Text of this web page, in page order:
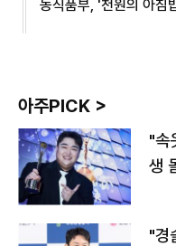
농식품부, '천원의 아
아주PICK >
"속
생
"경